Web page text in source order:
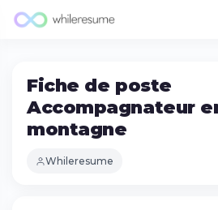
Fiche de poste
Accompagnateur
montagne
Whileresume